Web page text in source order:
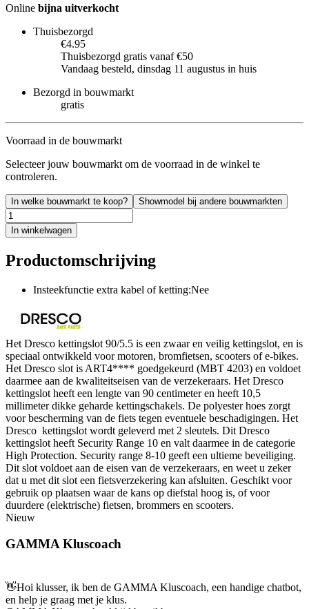
Online bijna uitverkocht
Thuisbezorgd
€4.95
Thuisbezorgd gratis vanaf €50
Vandaag besteld, dinsdag 11 augustus in huis
Bezorgd in bouwmarkt
gratis
Voorraad in de bouwmarkt
Selecteer jouw bouwmarkt om de voorraad in de winkel te
controleren.
In welke bouwmarkt te koop? Showmodel bij andere bouwmarkten
In winkelwagen
Productomschrijving
Insteekfunctie extra kabel of ketting:Nee
Het Dresco kettingslot 90/5.5 is een zwaar en veilig kettingslot, en is
speciaal ontwikkeld voor motoren, bromfietsen, scooters of e-bikes.
Het Dresco slot is ART4**** goedgekeurd (MBT 4203) en voldoet
daarmee aan de kwaliteitseisen van de verzekeraars. Het Dresco
kettingslot heeft een lengte van 90 centimeter en heeft 10,5
millimeter dikke geharde kettingschakels. De polyester hoes zorgt
voor bescherming van de fiets tegen eventuele beschadigingen. Het
Dresco kettingslot wordt geleverd met 2 sleutels. Dit Dresco
kettingslot heeft Security Range 10 en valt daarmee in de categorie
High Protection. Security range 8-10 geeft een ultieme beveiliging.
Dit slot voldoet aan de eisen van de verzekeraars, en weet u zeker
dat u met dit slot een fietsverzekering kan afsluiten. Geschikt voor
gebruik op plaatsen waar de kans op diefstal hoog is, of voor
duurdere (elektrische) fietsen, brommers en scooters.
Nieuw
GAMMA Kluscoach
👋Hoi klusser, ik ben de GAMMA Kluscoach, een handige chatbot,
en help je graag met je klus.